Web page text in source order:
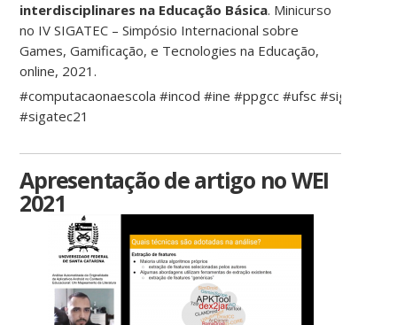
interdisciplinares na Educação Básica. Minicurso
no IV SIGATEC – Simpósio Internacional sobre
Games, Gamificação, e Tecnologies na Educação,
online, 2021.
#computacaonaescola #incod #ine #ppgcc #ufsc #sigatec
#sigatec21
Apresentação de artigo no WEI
2021